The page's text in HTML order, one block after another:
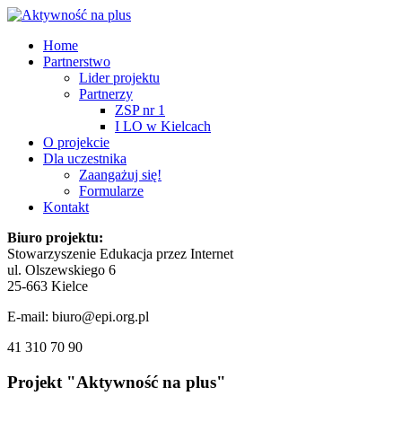
Home
Partnerstwo
Lider projektu
Partnerzy
ZSP nr 1
I LO w Kielcach
O projekcie
Dla uczestnika
Zaangażuj się!
Formularze
Kontakt
Biuro projektu:
Stowarzyszenie Edukacja przez Internet
ul. Olszewskiego 6
25-663 Kielce
E-mail: biuro@epi.org.pl
41 310 70 90
Projekt "Aktywność na plus"